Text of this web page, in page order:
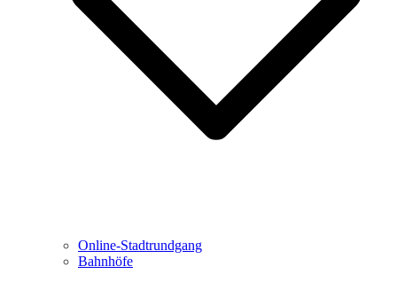
Online-Stadtrundgang
Bahnhöfe